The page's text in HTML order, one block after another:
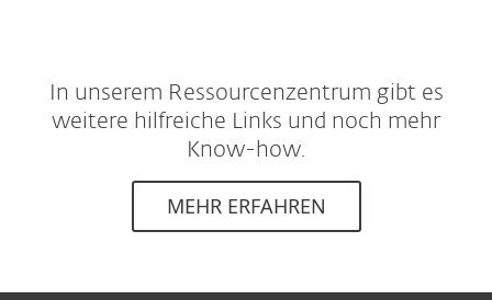
In unserem Ressourcenzentrum gibt es
weitere hilfreiche Links und noch mehr
Know-how.
MEHR ERFAHREN